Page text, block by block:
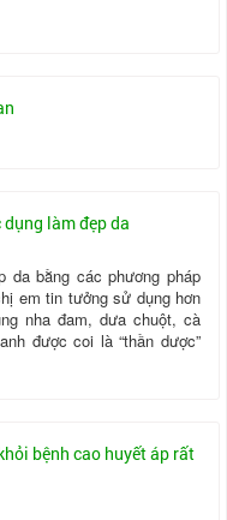
làm đẹp da
da bằng các phương pháp
em tin tưởng sử dụng hơn
nha đam, dưa chuột, cà
được coi là “thần dược”
bệnh cao huyết áp rất